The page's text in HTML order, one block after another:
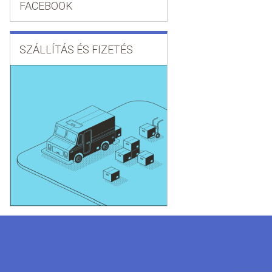
FACEBOOK
SZÁLLÍTÁS ÉS FIZETÉS